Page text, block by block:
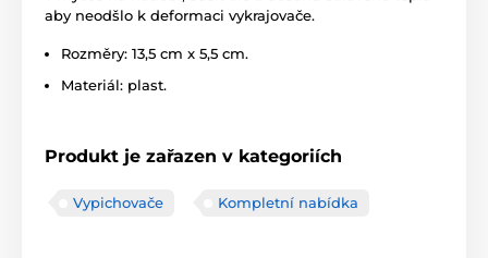
aby neodšlo k deformaci vykrajovače.
Rozměry: 13,5 cm x 5,5 cm.
Materiál: plast.
Produkt je zařazen v kategoriích
Vypichovače Kompletní nabídka